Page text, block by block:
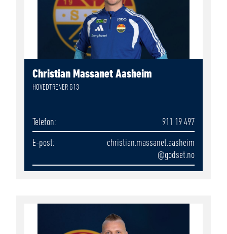
Christian Massanet Aasheim
HOVEDTRENER G13
Telefon
911 19 497
E-post
christian.massanet.aasheim
@godset.no